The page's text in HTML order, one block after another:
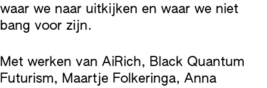
waar we naar uitkijken en waar we niet
bang voor zijn.
Met werken van AiRich, Black Quantum
Futurism, Maartje Folkeringa, Anna